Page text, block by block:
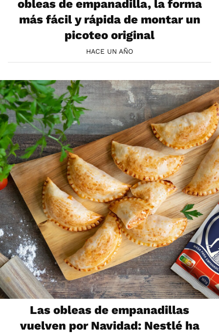
obleas de empanadilla, la forma
más fácil y rápida de montar un
picoteo original
HACE UN AÑO
Las obleas de empanadillas
vuelven por Navidad: Nestlé ha